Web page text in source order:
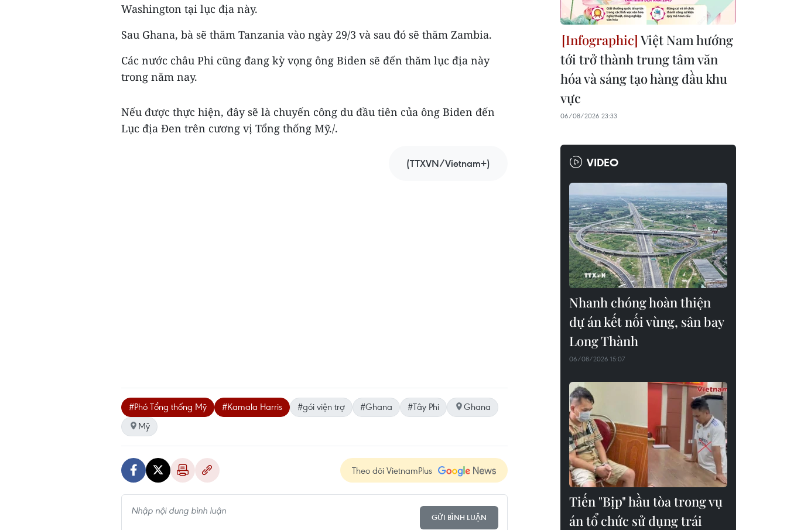
Washington tại lục địa này.
Sau Ghana, bà sẽ thăm Tanzania vào ngày 29/3 và sau đó sẽ thăm Zambia.
Các nước châu Phi cũng đang kỳ vọng ông Biden sẽ đến thăm lục địa này
trong năm nay.
Nếu được thực hiện, đây sẽ là chuyến công du đầu tiên của ông Biden đến
Lục địa Đen trên cương vị Tổng thống Mỹ./.
(TTXVN/Vietnam+)
#Phó Tổng thống Mỹ #Kamala Harris #gói viện trợ #Ghana #Tây Phi
Ghana
Mỹ
Theo dõi VietnamPlus
GỬI BÌNH LUẬN
Việt Nam hướng
tới trở thành trung tâm văn
hóa và sáng tạo hàng đầu khu
vực
06/08/2026 23:33
VIDEO
Nhanh chóng hoàn thiện
dự án kết nối vùng, sân bay
Long Thành
06/08/2026 15:07
Tiến "Bịp" hầu tòa trong vụ
án tổ chức sử dụng trái